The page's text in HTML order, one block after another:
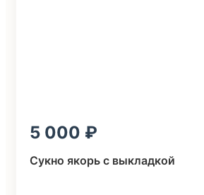
5 000
Сукно якорь с выкладкой